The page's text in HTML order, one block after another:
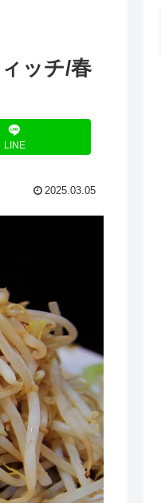
ッチ/春
LINE
2025.03.05